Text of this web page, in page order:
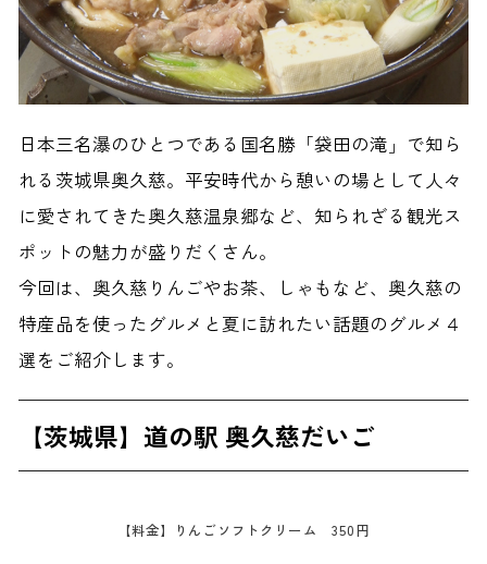
日本三名瀑のひとつである国名勝「袋田の滝」で知ら
れる茨城県奥久慈。平安時代から憩いの場として人々
に愛されてきた奥久慈温泉郷など、知られざる観光ス
ポットの魅力が盛りだくさん。
今回は、奥久慈りんごやお茶、しゃもなど、奥久慈の
特産品を使ったグルメと夏に訪れたい話題のグルメ４
選をご紹介します。
【茨城県】道の駅 奥久慈だいご
【料金】りんごソフトクリーム 350円